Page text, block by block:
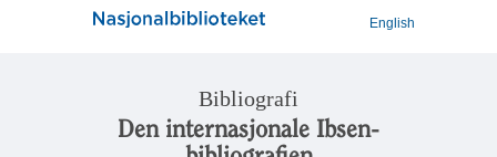
English
Bibliografi
Den internasjonale Ibsen-